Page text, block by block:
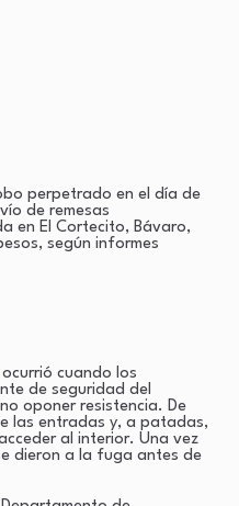
perpetrado en el día de
de remesas
en El Cortecito, Bávaro,
según informes
cuando los
de seguridad del
oponer resistencia. De
las entradas y, a patadas,
al interior. Una vez
dieron a la fuga antes de